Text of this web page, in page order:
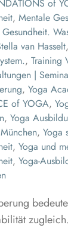
of
, Mentale
van Hasselt,
, Training
|
, Yoga
of YOGA,
, Yoga
, Yoga
, Yoga und
, Yoga-